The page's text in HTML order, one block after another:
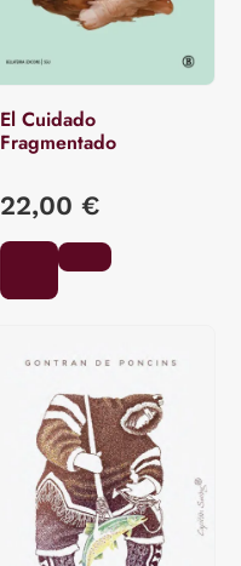
El Cuidado
Fragmentado
22,00 €